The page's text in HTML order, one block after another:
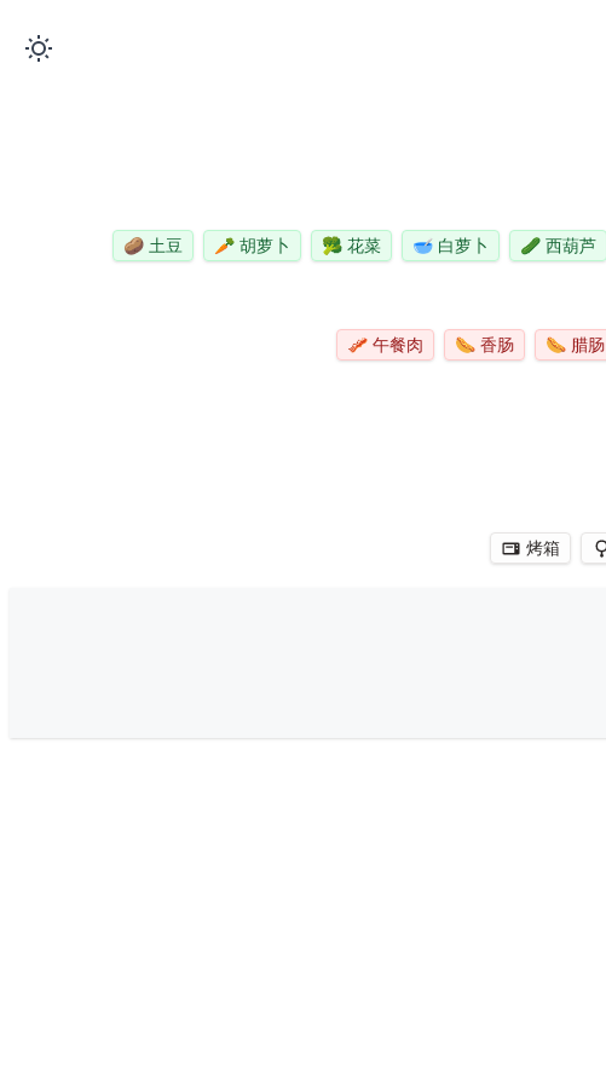
🥔 土豆 🥕 胡萝卜 🥦 花菜 🥣 白萝卜 🥒 西葫芦
🥓 午餐肉 🌭 香肠 🌭 腊肠
烤箱